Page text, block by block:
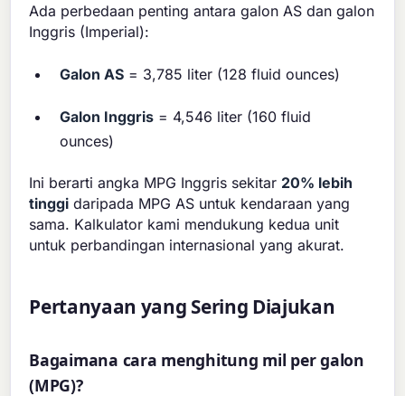
Ada perbedaan penting antara galon AS dan galon
Inggris (Imperial):
Galon AS = 3,785 liter (128 fluid ounces)
Galon Inggris = 4,546 liter (160 fluid
ounces)
Ini berarti angka MPG Inggris sekitar 20% lebih
tinggi daripada MPG AS untuk kendaraan yang
sama. Kalkulator kami mendukung kedua unit
untuk perbandingan internasional yang akurat.
Pertanyaan yang Sering Diajukan
Bagaimana cara menghitung mil per galon
(MPG)?